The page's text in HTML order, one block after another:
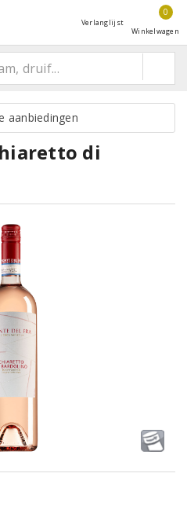
Verlanglijst
0
Winkelwagen
aanbiedingen
di